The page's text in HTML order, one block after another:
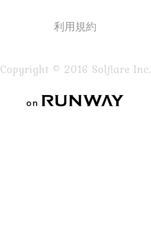
利用規約
Copyright © 2016 Solflare Inc.